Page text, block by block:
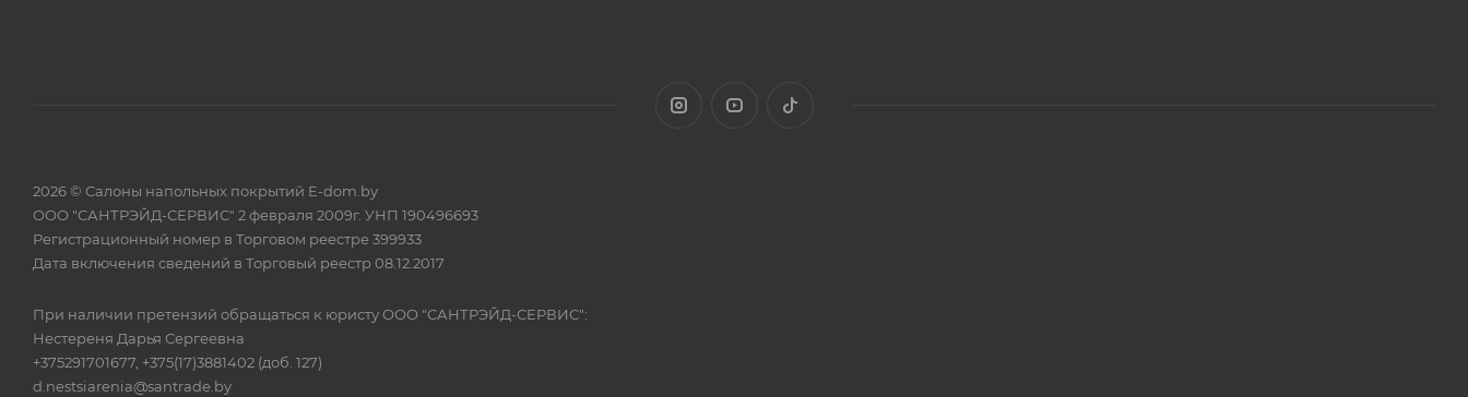
2026 © Салоны напольных покрытий E-dom.by
ООО "САНТРЭЙД-СЕРВИС" 2 февраля 2009г. УНП 190496693
Регистрационный номер в Торговом реестре 399933
Дата включения сведений в Торговый реестр 08.12.2017
При наличии претензий обращаться к юристу ООО "САНТРЭЙД-СЕРВИС":
Нестереня Дарья Сергеевна
+375291701677, +375(17)3881402 (доб. 127)
d.nestsiarenia@santrade.by